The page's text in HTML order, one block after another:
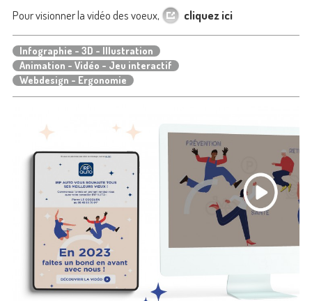
Pour visionner la vidéo des voeux,
cliquez ici
Infographie - 3D - Illustration
Animation - Vidéo - Jeu interactif
Webdesign - Ergonomie